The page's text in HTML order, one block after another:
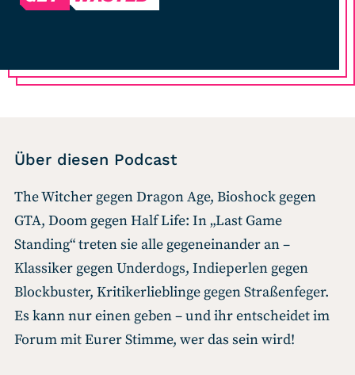
Über diesen Podcast
The Witcher gegen Dragon Age, Bioshock gegen
GTA, Doom gegen Half Life: In „Last Game
Standing“ treten sie alle gegeneinander an –
Klassiker gegen Underdogs, Indieperlen gegen
Blockbuster, Kritikerlieblinge gegen Straßenfeger.
Es kann nur einen geben – und ihr entscheidet im
Forum mit Eurer Stimme, wer das sein wird!